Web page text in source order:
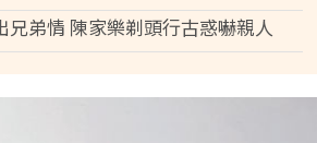
兄弟情 陳家樂剃頭行古惑嚇親人